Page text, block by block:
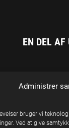
Administrer
bruger vi
Ved at give
EN DEL AF